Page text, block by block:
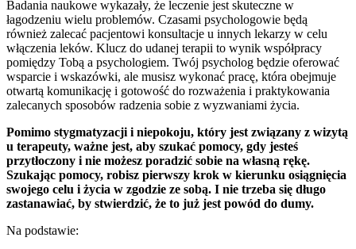
Badania naukowe wykazały, że leczenie jest skuteczne w
łagodzeniu wielu problemów. Czasami psychologowie będą
również zalecać pacjentowi konsultacje u innych lekarzy w celu
włączenia leków. Klucz do udanej terapii to wynik współpracy
pomiędzy Tobą a psychologiem. Twój psycholog będzie oferować
wsparcie i wskazówki, ale musisz wykonać pracę, która obejmuje
otwartą komunikację i gotowość do rozważenia i praktykowania
zalecanych sposobów radzenia sobie z wyzwaniami życia.
Pomimo stygmatyzacji i niepokoju, który jest związany z wizytą
u terapeuty, ważne jest, aby szukać pomocy, gdy jesteś
przytłoczony i nie możesz poradzić sobie na własną rękę.
Szukając pomocy, robisz pierwszy krok w kierunku osiągnięcia
swojego celu i życia w zgodzie ze sobą. I nie trzeba się długo
zastanawiać, by stwierdzić, że to już jest powód do dumy.
Na podstawie: